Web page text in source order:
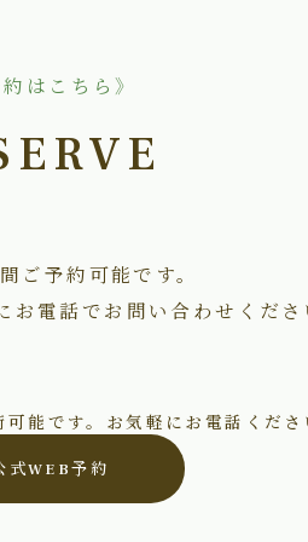
約はこちら》
ご予約可能です。
電話でお問い合わせくださ
能です。お気軽にお電話くださ
式WEB予約